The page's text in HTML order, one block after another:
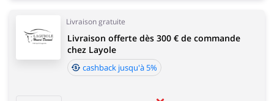
Livraison gratuite
Livraison offerte dès 300 € de commande
chez Layole
cashback jusqu'à 5%